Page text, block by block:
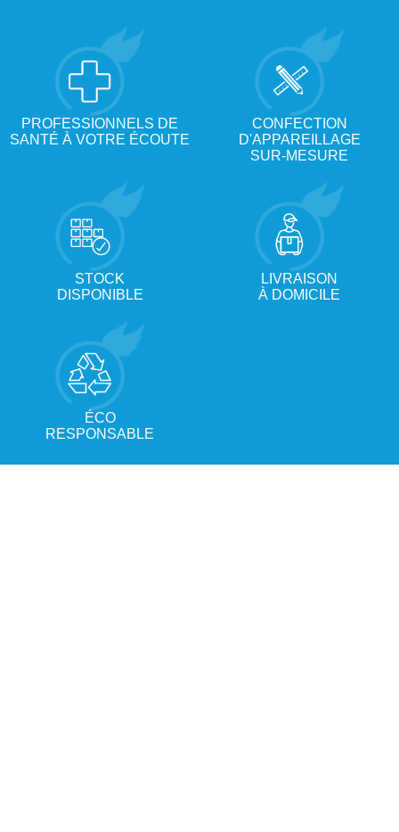
PROFESSIONNELS DE
SANTÉ À VOTRE ÉCOUTE
CONFECTION
D'APPAREILLAGE
SUR-MESURE
STOCK
DISPONIBLE
LIVRAISON
À DOMICILE
ÉCO
RESPONSABLE